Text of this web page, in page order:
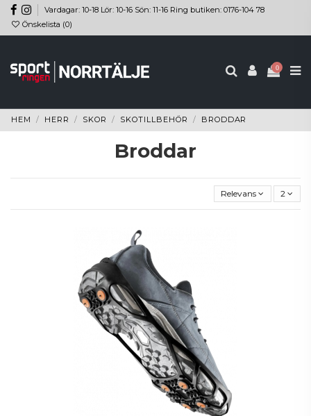
Vardagar: 10-18 Lör: 10-16 Sön: 11-16 Ring butiken: 0176-104 78
Önskelista (0)
0
HEM HERR SKOR SKOTILLBEHÖR BRODDAR
Broddar
Relevans 2